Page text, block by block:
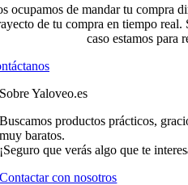
ocupamos de mandar tu compra
de tu compra en tiempo
caso estamos para
Sobre Yaloveo.es
Buscamos productos prácticos,
muy baratos.
¡Seguro que verás algo que te
Contactar con nosotros